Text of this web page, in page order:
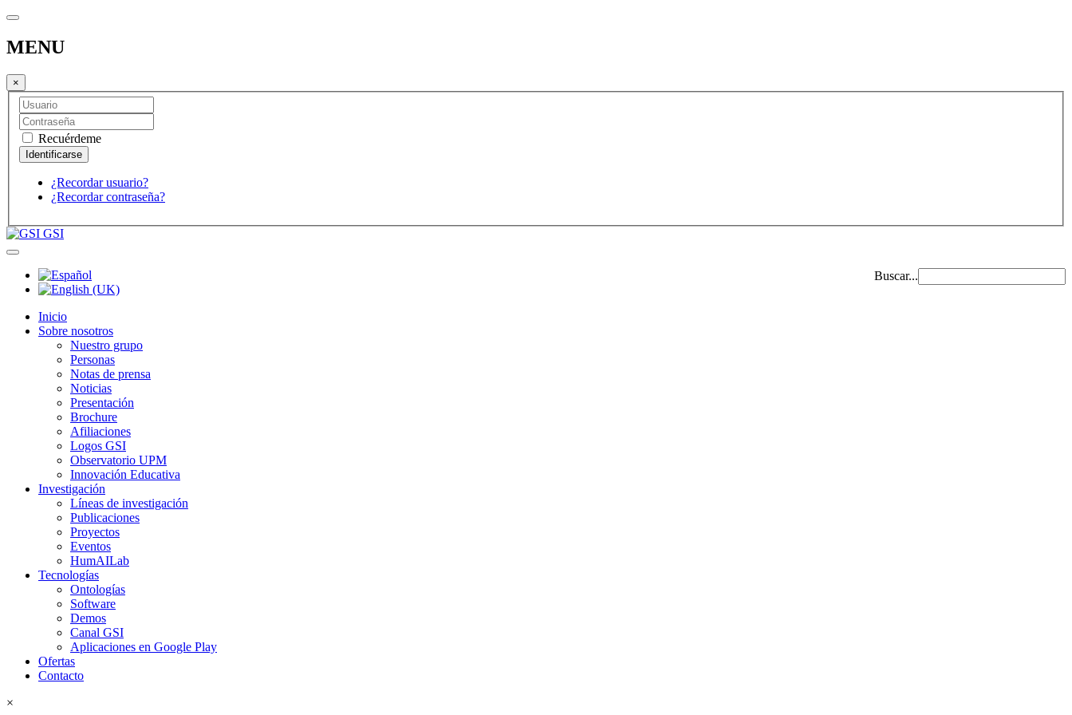
MENU
×
Recuérdeme
¿Recordar usuario?
¿Recordar contraseña?
GSI
Buscar...
Inicio
Sobre nosotros
Nuestro grupo
Personas
Notas de prensa
Noticias
Presentación
Brochure
Afiliaciones
Logos GSI
Observatorio UPM
Innovación Educativa
Investigación
Líneas de investigación
Publicaciones
Proyectos
Eventos
HumAILab
Tecnologías
Ontologías
Software
Demos
Canal GSI
Aplicaciones en Google Play
Ofertas
Contacto
×